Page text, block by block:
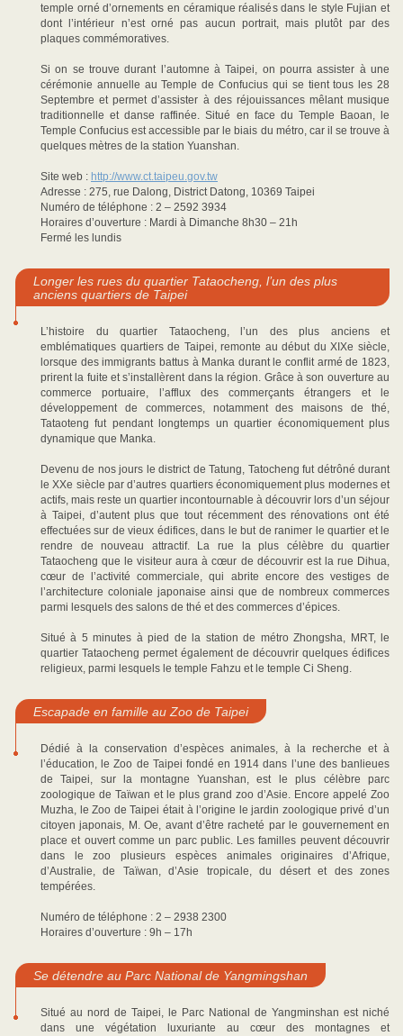
temple orné d’ornements en céramique réalisés dans le style Fujian et
dont l’intérieur n’est orné pas aucun portrait, mais plutôt par des
plaques commémoratives.
Si on se trouve durant l’automne à Taipei, on pourra assister à une
cérémonie annuelle au Temple de Confucius qui se tient tous les 28
Septembre et permet d’assister à des réjouissances mêlant musique
traditionnelle et danse raffinée. Situé en face du Temple Baoan, le
Temple Confucius est accessible par le biais du métro, car il se trouve à
quelques mètres de la station Yuanshan.
Site web : http://www.ct.taipeu.gov.tw
Adresse : 275, rue Dalong, District Datong, 10369 Taipei
Numéro de téléphone : 2 – 2592 3934
Horaires d’ouverture : Mardi à Dimanche 8h30 – 21h
Fermé les lundis
Longer les rues du quartier Tataocheng, l’un des plus
anciens quartiers de Taipei
L’histoire du quartier Tataocheng, l’un des plus anciens et
emblématiques quartiers de Taipei, remonte au début du XIXe siècle,
lorsque des immigrants battus à Manka durant le conflit armé de 1823,
prirent la fuite et s’installèrent dans la région. Grâce à son ouverture au
commerce portuaire, l’afflux des commerçants étrangers et le
développement de commerces, notamment des maisons de thé,
Tataoteng fut pendant longtemps un quartier économiquement plus
dynamique que Manka.
Devenu de nos jours le district de Tatung, Tatocheng fut détrôné durant
le XXe siècle par d’autres quartiers économiquement plus modernes et
actifs, mais reste un quartier incontournable à découvrir lors d’un séjour
à Taipei, d’autent plus que tout récemment des rénovations ont été
effectuées sur de vieux édifices, dans le but de ranimer le quartier et le
rendre de nouveau attractif. La rue la plus célèbre du quartier
Tataocheng que le visiteur aura à cœur de découvrir est la rue Dihua,
cœur de l’activité commerciale, qui abrite encore des vestiges de
l’architecture coloniale japonaise ainsi que de nombreux commerces
parmi lesquels des salons de thé et des commerces d’épices.
Situé à 5 minutes à pied de la station de métro Zhongsha, MRT, le
quartier Tataocheng permet également de découvrir quelques édifices
religieux, parmi lesquels le temple Fahzu et le temple Ci Sheng.
Escapade en famille au Zoo de Taipei
Dédié à la conservation d’espèces animales, à la recherche et à
l’éducation, le Zoo de Taipei fondé en 1914 dans l’une des banlieues
de Taipei, sur la montagne Yuanshan, est le plus célèbre parc
zoologique de Taïwan et le plus grand zoo d’Asie. Encore appelé Zoo
Muzha, le Zoo de Taipei était à l’origine le jardin zoologique privé d’un
citoyen japonais, M. Oe, avant d’être racheté par le gouvernement en
place et ouvert comme un parc public. Les familles peuvent découvrir
dans le zoo plusieurs espèces animales originaires d’Afrique,
d’Australie, de Taïwan, d’Asie tropicale, du désert et des zones
tempérées.
Numéro de téléphone : 2 – 2938 2300
Horaires d’ouverture : 9h – 17h
Se détendre au Parc National de Yangmingshan
Situé au nord de Taipei, le Parc National de Yangminshan est niché
dans une végétation luxuriante au cœur des montagnes et